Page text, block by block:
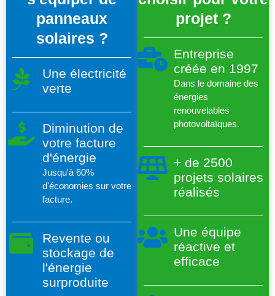
panneaux
solaires ?
Une électricité
verte
Diminution de
votre facture
d'énergie
Jusqu'à 60%
d'économies sur votre
facture.
Revente ou
stockage de
l'énergie
surproduite
projet ?
Entreprise
créée en 1997
Dans le domaine des
énergies
renouvelables
photovoltaïques.
+ de 2500
projets solaires
réalisés
Une équipe
réactive et
efficace